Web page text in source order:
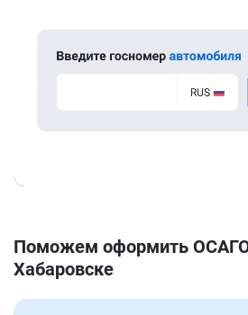
Поможем оформить
Хабаровске